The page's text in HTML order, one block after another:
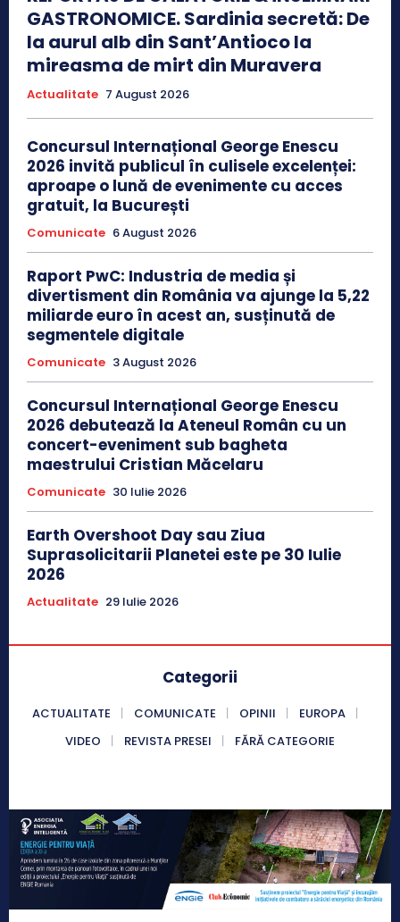
GASTRONOMICE. Sardinia secretă: De
la aurul alb din Sant’Antioco la
mireasma de mirt din Muravera
Actualitate 7 August 2026
Concursul Internațional George Enescu
2026 invită publicul în culisele excelenței:
aproape o lună de evenimente cu acces
gratuit, la București
Comunicate 6 August 2026
Raport PwC: Industria de media și
divertisment din România va ajunge la 5,22
miliarde euro în acest an, susținută de
segmentele digitale
Comunicate 3 August 2026
Concursul Internațional George Enescu
2026 debutează la Ateneul Român cu un
concert-eveniment sub bagheta
maestrului Cristian Măcelaru
Comunicate 30 Iulie 2026
Earth Overshoot Day sau Ziua
Suprasolicitarii Planetei este pe 30 Iulie
2026
Actualitate 29 Iulie 2026
Categorii
ACTUALITATE COMUNICATE OPINII
EUROPA
VIDEO
REVISTA PRESEI FĂRĂ CATEGORIE